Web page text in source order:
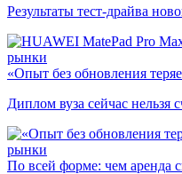
Результаты тест-драйва
рынки
«Опыт без обновления
Диплом вуза сейчас нельзя
рынки
По всей форме: чем аренда